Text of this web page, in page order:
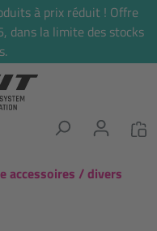
à prix réduit ! Offre
dans la limite des stocks
accessoires / divers